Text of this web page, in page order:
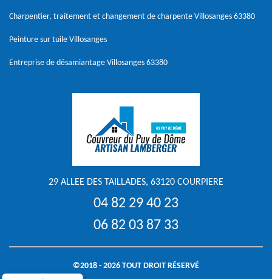
Charpentier, traitement et changement de charpente Villosanges 63380
Peinture sur tuile Villosanges
Entreprise de désamiantage Villosanges 63380
29 ALLEE DES TAILLADES, 63120 COURPIERE
04 82 29 40 23
06 82 03 87 33
©2018 - 2026 TOUT DROIT RÉSERVÉ